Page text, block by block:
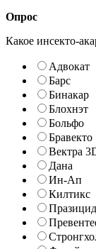
Опрос
Какое инсекто-
Адвокат
Барс
Бинакар
Блохнэт
Больфо
Бравекто
Вектра
Дана
Ин-Ап
Килтикс
Празицид